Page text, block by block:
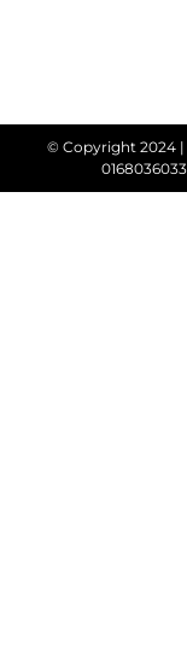
© Copyright 2024 |